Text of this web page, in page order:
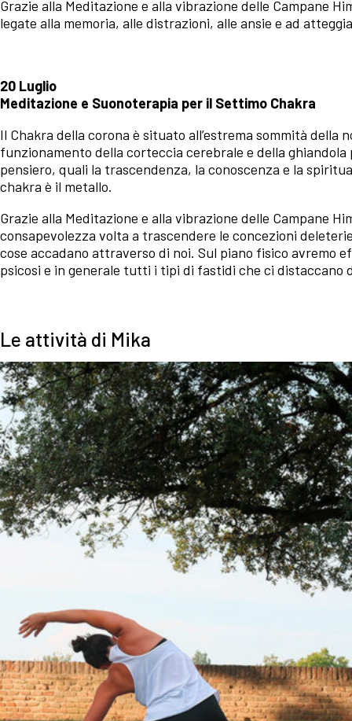
Grazie alla Meditazione e alla vibrazione delle Campane
legate alla memoria, alle distrazioni, alle ansie e ad
20 Luglio
Meditazione e Suonoterapia per il Settimo Chakra
Il Chakra della corona è situato all’estrema sommità
funzionamento della corteccia cerebrale e della
pensiero, quali la trascendenza, la conoscenza e la
chakra è il metallo.
Grazie alla Meditazione e alla vibrazione delle Campane
consapevolezza volta a trascendere le concezioni
cose accadano attraverso di noi. Sul piano fisico avremo
psicosi e in generale tutti i tipi di fastidi che ci distaccano
Le attività di Mika